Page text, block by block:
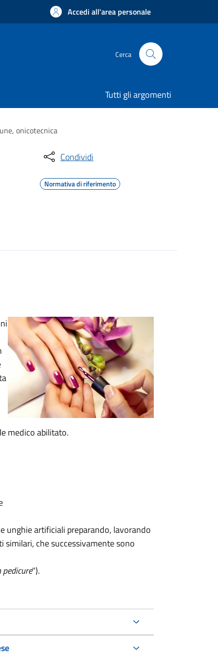
Accedi all'area personale
Cerca
Tutti gli argomenti
onicotecnica
Condividi
Normativa di riferimento
medico abilitato.
unghie artificiali preparando, lavorando
che successivamente sono
").